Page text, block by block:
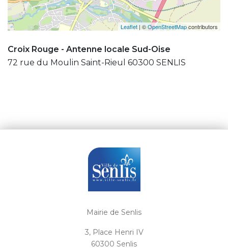
Leaflet | ©OpenStreetMapcontributors
Croix Rouge - Antenne locale Sud-Oise
72 rue du Moulin Saint-Rieul 60300 SENLIS
Mairie de Senlis
3, Place Henri IV
60300 Senlis